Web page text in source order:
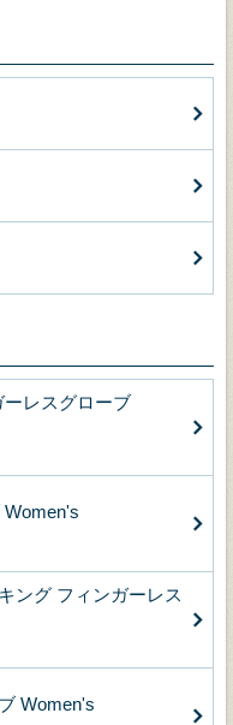
ーレスグローブ
Women's
ング フィンガーレス
Women's